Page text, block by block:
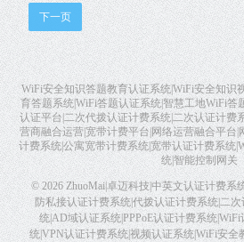
下一页
WiFi安全知识答题教育认证系统|WiFi安全知识
育答题系统|WiFi答题认证系统|智慧工地WiFi答
认证平台|二次代拨认证计费系统|二次认证计费
营商融合运营|宽带计费平台|网络运营融合平台|
计费系统|公寓宽带计费系统|宽带认证计费系统
统|智能控制网关
© 2026ZhuoMai|卓迈科技|中英文认证计费系
防私接认证计费系统|代拨认证计费系统|二
统|AD域认证系统|PPPoE认证计费系统
统|VPN认证计费系统|视频认证系统|WiFi安全